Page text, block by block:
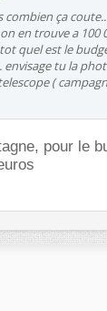
combien ça
en trouve a 100
quel est le
envisage tu la
(
pour le